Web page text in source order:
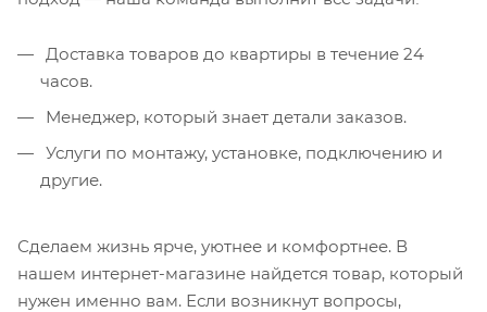
Доставка товаров до квартиры в течение 24
часов.
Менеджер, который знает детали заказов.
Услуги по монтажу, установке, подключению и
другие.
Сделаем жизнь ярче, уютнее и комфортнее. В
нашем интернет-магазине найдется товар, который
нужен именно вам. Если возникнут вопросы,